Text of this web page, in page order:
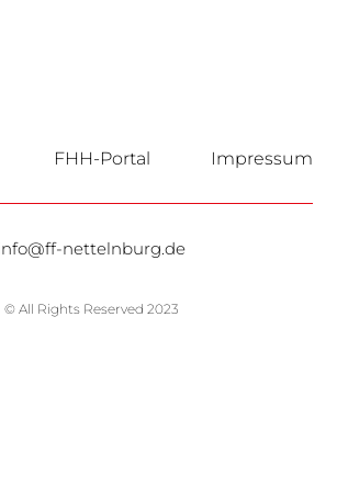
FHH-Portal Impressum
nettelnburg.de
© All Rights Reserved 2023